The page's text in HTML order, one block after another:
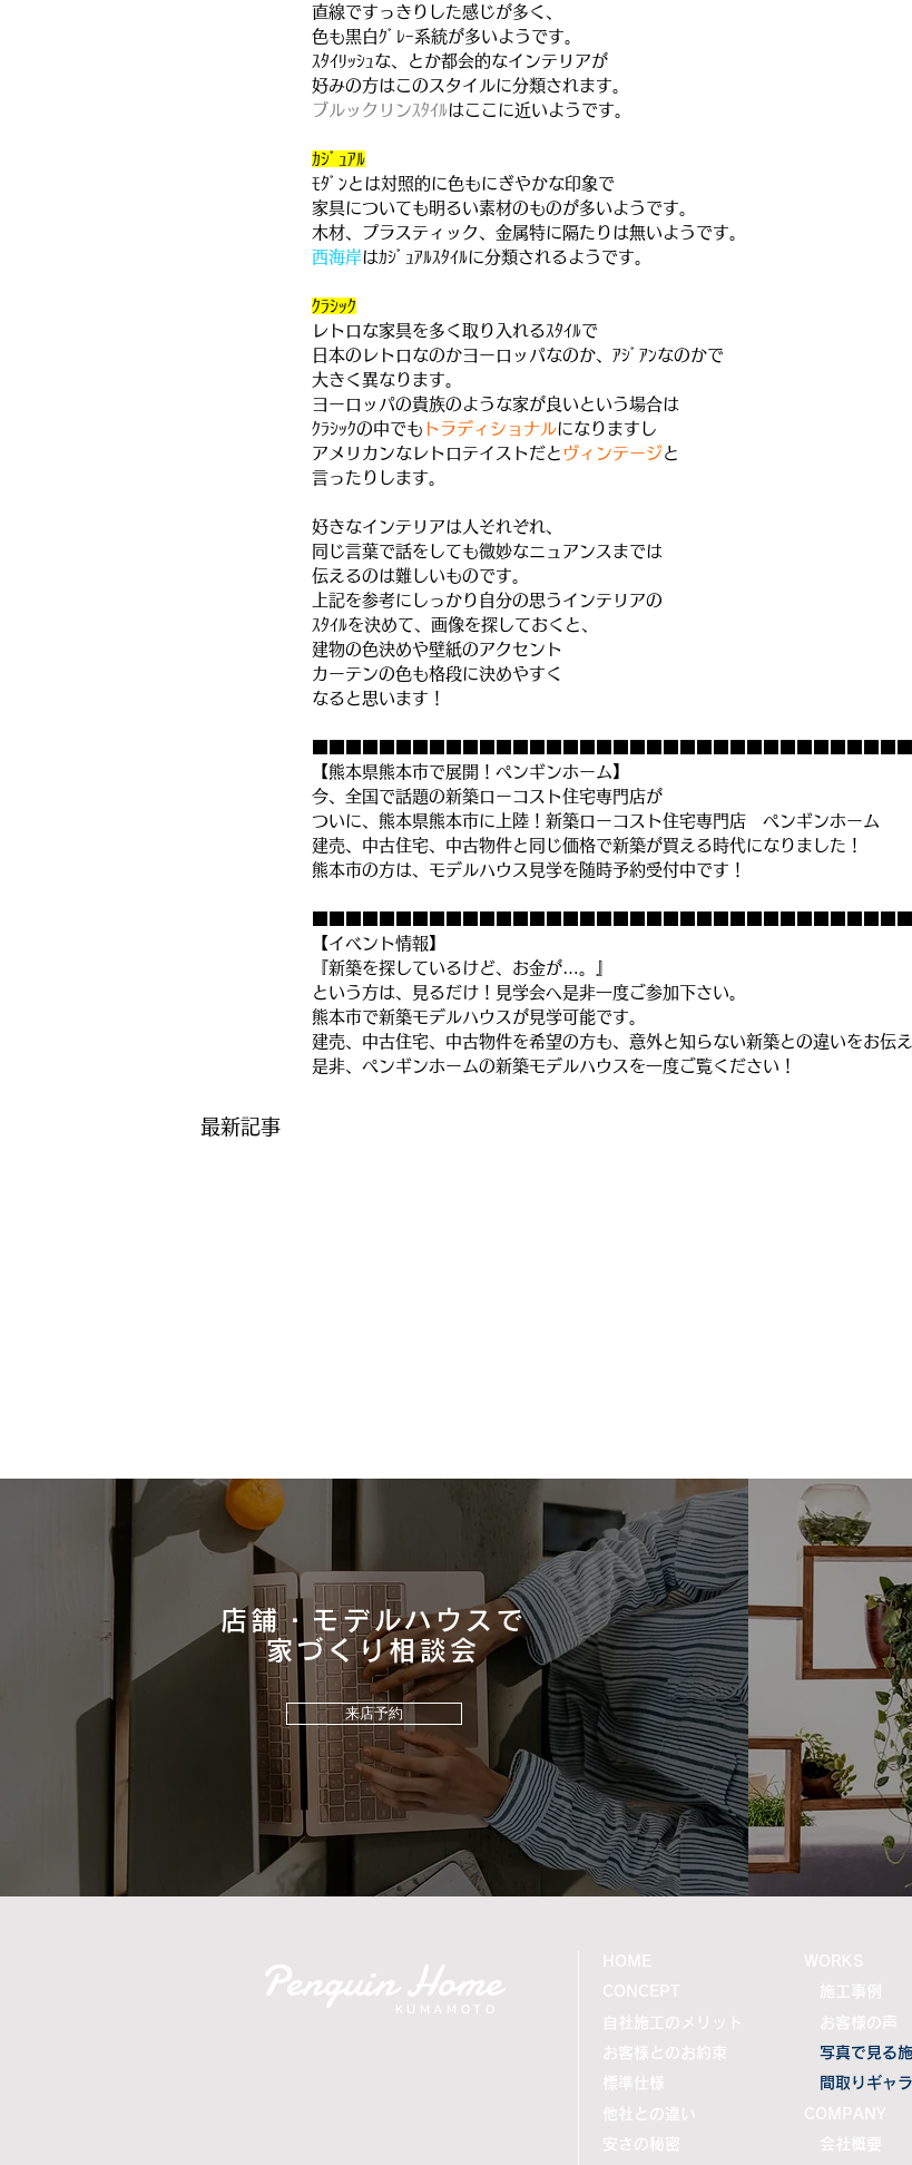
直線ですっきりした感じが多く、
色も黒白ｸﾞﾚｰ系統が多いようです。
ｽﾀｲﾘｯｼｭな、とか都会的なインテリアが
好みの方はこのスタイルに分類されます。
ブルックリンｽﾀｲﾙはここに近いようです。
ｶｼﾞｭｱﾙ
ﾓﾀﾞﾝとは対照的に色もにぎやかな印象で
家具についても明るい素材のものが多いようです。
木材、プラスティック、金属特に隔たりは無いようです。
西海岸はｶｼﾞｭｱﾙｽﾀｲﾙに分類されるようです。
ｸﾗｼｯｸ
レトロな家具を多く取り入れるｽﾀｲﾙで
日本のレトロなのかヨーロッパなのか、ｱｼﾞｱﾝなのかで
大きく異なります。
ヨーロッパの貴族のような家が良いという場合は
ｸﾗｼｯｸの中でも トラディショナルになりますし
アメリカンなレトロテイストだと ヴィンテージ と
言ったりします。
好きなインテリアは人それぞれ、
同じ言葉で話をしても微妙なニュアンスまでは
伝えるのは難しいものです。
上記を参考にしっかり自分の思うインテリアの
ｽﾀｲﾙを決めて、画像を探しておくと、
建物の色決めや壁紙のアクセント
カーテンの色も格段に決めやすく
なると思います！
【熊本県熊本市で展開！ペンギンホーム】
今、全国で話題の新築ローコスト住宅専門店が
ついに、熊本県熊本市に上陸！新築ローコスト住宅専門店　ペンギンホーム
建売、中古住宅、中古物件と同じ価格で新築が買える時代になりました！
熊本市の方は、モデルハウス見学を随時予約受付中です！
【イベント情報】
『新築を探しているけど、お金が…。』
という方は、見るだけ！見学会へ是非一度ご参加下さい。
熊本市で新築モデルハウスが見学可能です。
建売、中古住宅、中古物件を希望の方も、意外と知らない新築との違いをお伝え
是非、ペンギンホームの新築モデルハウスを一度ご覧ください！
最新記事
もしもの地震に備える。新築
だからこそできる安心の住ま
いづくり
ウッドワン床材「コンビット
リアージュ 」の魅力をご紹介
店舗・モデルハウスで
​家づくり相談会
来店予約
Penguin Home
KUMAMOTO
HOME
CONCEPT
自社施工のメリット
お客様とのお約束
標準仕様
他社との違い
安さの秘密
WORKS
施工事例
お客様の声
写真で見る
間取りギャ
COMPANY
会社概要